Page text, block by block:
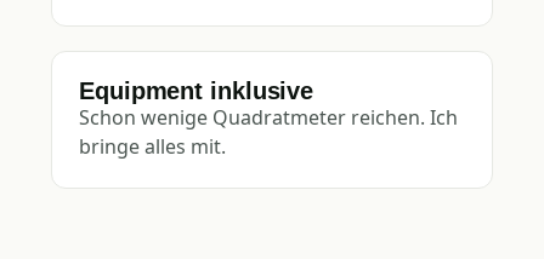
Equipment inklusive
Schon wenige Quadratmeter reichen. Ich
bringe alles mit.